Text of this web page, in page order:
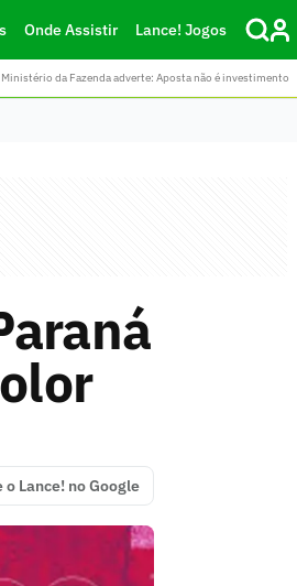
Onde Assistir Lance! Jogos
da Fazenda adverte: Aposta não é investimento
o Lance! no Google